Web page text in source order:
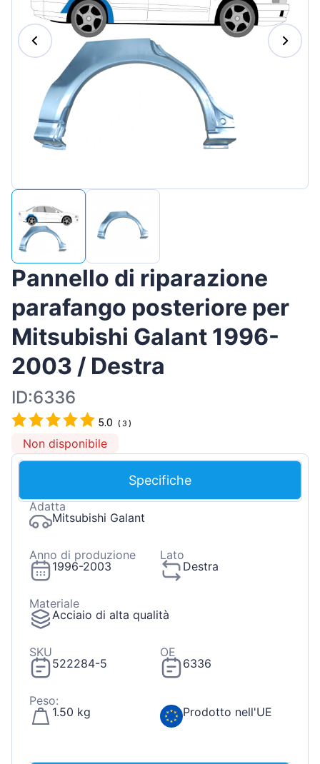
Magyar
Lietuvių
Hrvatski
Português
Slovenian
Slovenčina
Pannello di riparazione
parafango posteriore per
Mitsubishi Galant 1996-
2003 / Destra
ID:6336
5.0 (3 )
Non disponibile
Specifiche
Adatta
Mitsubishi Galant
Anno di produzione
1996-2003
Lato
Destra
Materiale
Acciaio di alta qualità
SKU
522284-5
OE
6336
Peso:
1.50 kg
Prodotto nell'UE